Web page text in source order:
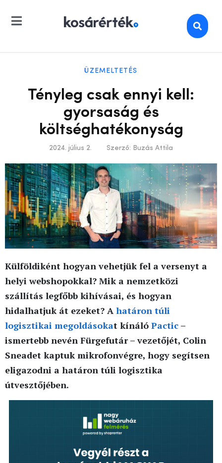
ÜZEMELTETÉS
Tényleg csak ennyi kell:
gyorsaság és
költséghatékonyság
2024. július 2. Szerző: Buzás Attila
Külföldiként hogyan vehetjük fel a versenyt a
helyi webshopokkal? Mik a nemzetközi
szállítás legfőbb kihívásai, és hogyan
hidalhatjuk át ezeket? A határon túli
logisztikai megoldásokat kínáló Pactic –
ismertebb nevén Fürgefutár – vezetőjét, Colin
Sneadet kaptuk mikrofonvégre, hogy segítsen
eligazodni a határon túli logisztika
útvesztőjében.